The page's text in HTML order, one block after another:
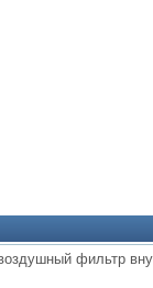
фильтр